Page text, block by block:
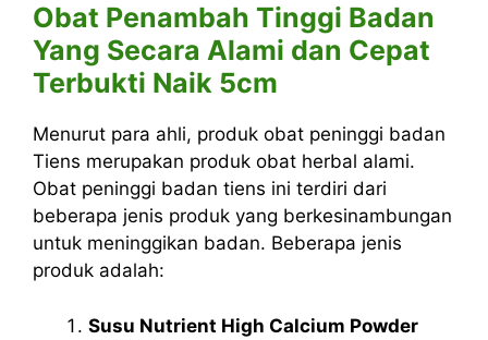
Obat Penambah Tinggi Badan
Yang Secara Alami dan Cepat
Terbukti Naik 5cm
Menurut para ahli, produk obat peninggi badan
Tiens merupakan produk obat herbal alami.
Obat peninggi badan tiens ini terdiri dari
beberapa jenis produk yang berkesinambungan
untuk meninggikan badan. Beberapa jenis
produk adalah:
Susu Nutrient High Calcium Powder